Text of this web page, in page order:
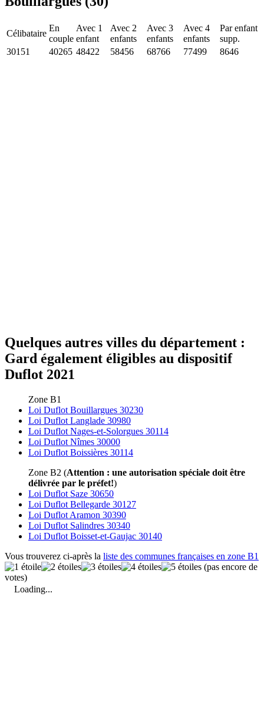
Célibataire
En
couple
Avec 1
enfant
Avec 2
enfants
Avec 3
enfants
Avec 4
enfants
Par enfant
supp.
30151
40265 48422 58456 68766 77499 8646
Quelques autres villes du département :
Gard également éligibles au dispositif
Duflot 2021
Zone B1
Loi Duflot Bouillargues 30230
Loi Duflot Langlade 30980
Loi Duflot Nages-et-Solorgues 30114
Loi Duflot Nîmes 30000
Loi Duflot Boissières 30114
Zone B2 (Attention : une autorisation spéciale doit être
délivrée par le préfet!)
Loi Duflot Saze 30650
Loi Duflot Bellegarde 30127
Loi Duflot Aramon 30390
Loi Duflot Salindres 30340
Loi Duflot Boisset-et-Gaujac 30140
Vous trouverez ci-après la liste des communes françaises en zone B1
(pas encore de
votes)
Loading...